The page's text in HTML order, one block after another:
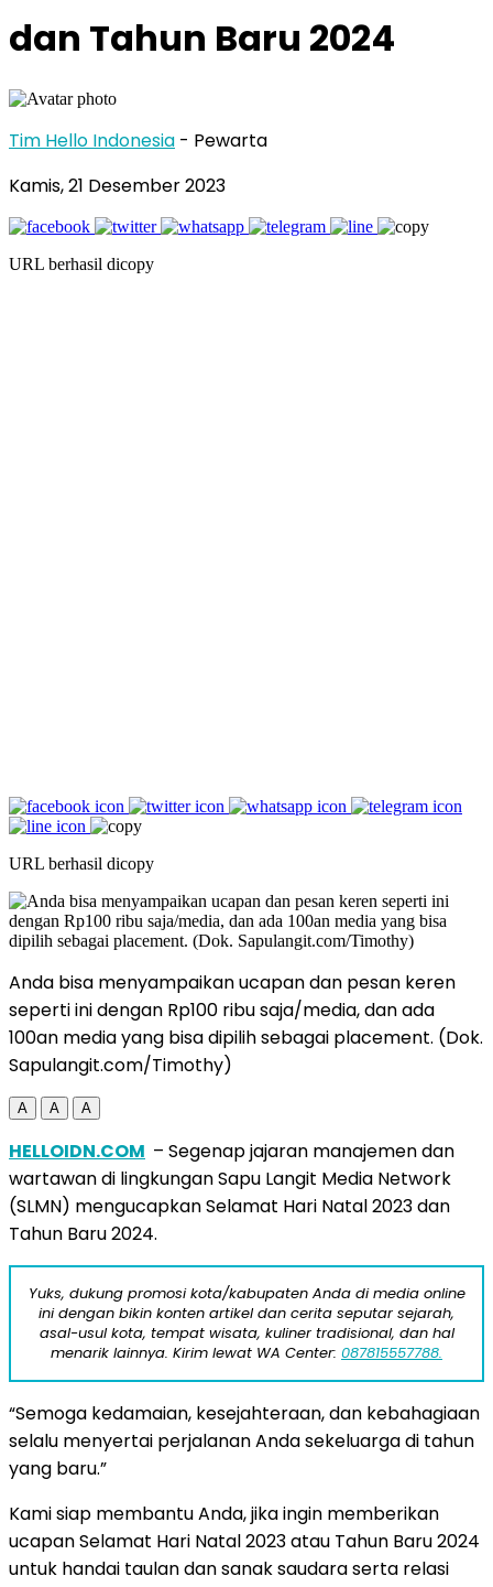
dan Tahun Baru 2024
Tim Hello Indonesia - Pewarta
Kamis, 21 Desember 2023
URL berhasil dicopy
URL berhasil dicopy
Anda bisa menyampaikan ucapan dan pesan keren
seperti ini dengan Rp100 ribu saja/media, dan ada
100an media yang bisa dipilih sebagai placement. (Dok.
Sapulangit.com/Timothy)
A A A
HELLOIDN.COM – Segenap jajaran manajemen dan
wartawan di lingkungan Sapu Langit Media Network
(SLMN) mengucapkan Selamat Hari Natal 2023 dan
Tahun Baru 2024.
Yuks, dukung promosi kota/kabupaten Anda di media online
ini dengan bikin konten artikel dan cerita seputar sejarah,
asal-usul kota, tempat wisata, kuliner tradisional, dan hal
menarik lainnya. Kirim lewat WA Center: 087815557788.
“Semoga kedamaian, kesejahteraan, dan kebahagiaan
selalu menyertai perjalanan Anda sekeluarga di tahun
yang baru.”
Kami siap membantu Anda, jika ingin memberikan
ucapan Selamat Hari Natal 2023 atau Tahun Baru 2024
untuk handai taulan dan sanak saudara serta relasi